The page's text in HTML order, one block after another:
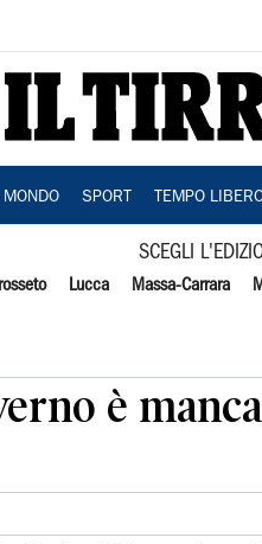
MONDO SPORT TEMPO
SCEGLI
Lucca Massa-Carrara
è